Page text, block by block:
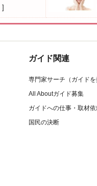
]
ガイド関連
専門家サーチ（ガイドを
All Aboutガイド募集
ガイドへの仕事・取材
国民の決断